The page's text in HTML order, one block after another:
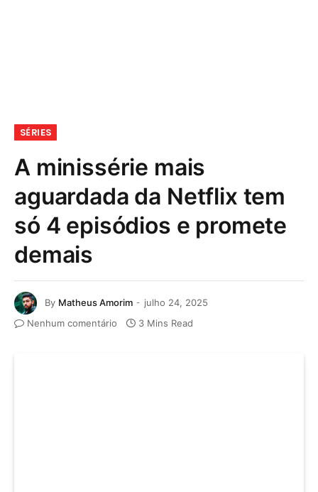
SÉRIES
A minissérie mais
aguardada da Netflix tem
só 4 episódios e promete
demais
By Matheus Amorim
julho 24, 2025
Nenhum comentário
3 Mins Read